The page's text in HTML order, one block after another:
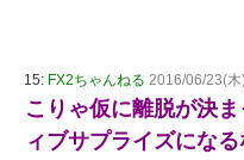
15: FX2ちゃんねる 2016/06/23(
こりゃ仮に離脱が決
ィブサプライズになる